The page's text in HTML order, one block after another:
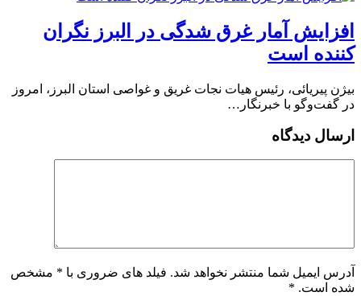
افزایش آمار غرق شدگی در البرز نگران
کننده است
بیژن پیریائی، رئیس هیات نجات غریق و غواصی استان البرز، امروز
در گفت‌وگو با خبرنگار…
ارسال دیدگاه
آدرس ایمیل شما منتشر نخواهد شد. فیلد های ضروری با * مشخص
شده است. *